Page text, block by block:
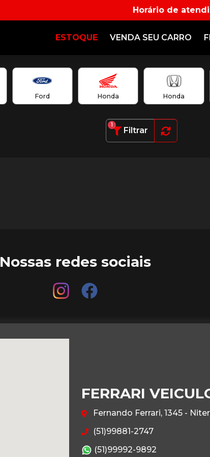
Horário de
ESTOQUE VENDA SEU CARRO
Ford Honda Honda
Filtrar
1
Nossas redes sociais
FERRARI
Fernando Ferrari, 1345 -
(51)99881-2747
(51)99992-9892